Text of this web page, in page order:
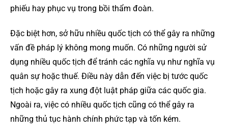
phiếu hay phục vụ trong bồi thẩm đoàn.
Đặc biệt hơn, sở hữu nhiều quốc tịch có thể gây ra những
vấn đề pháp lý không mong muốn. Có những người sử
dụng nhiều quốc tịch để tránh các nghĩa vụ như nghĩa vụ
quân sự hoặc thuế. Điều này dẫn đến việc bị tước quốc
tịch hoặc gây ra xung đột luật pháp giữa các quốc gia.
Ngoài ra, việc có nhiều quốc tịch cũng có thể gây ra
những thủ tục hành chính phức tạp và tốn kém.